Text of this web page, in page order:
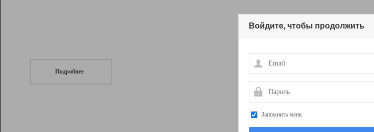
Подробнее
Войдите, чтобы продолжить
Email
Пароль
Запомнить меня